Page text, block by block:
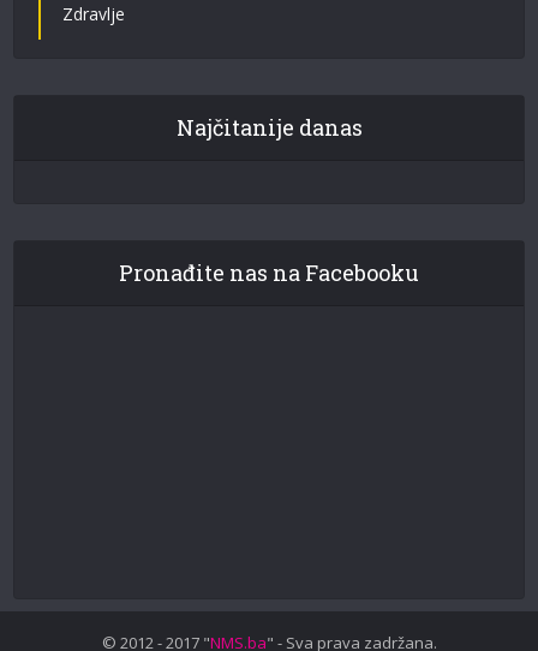
Zdravlje
Najčitanije danas
Pronađite nas na Facebooku
© 2012 - 2017 "NMS.ba" - Sva prava zadržana.